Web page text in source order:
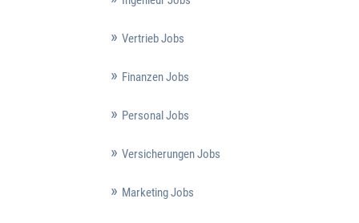
Vertrieb Jobs
Finanzen Jobs
Personal Jobs
Versicherungen Jobs
Marketing Jobs